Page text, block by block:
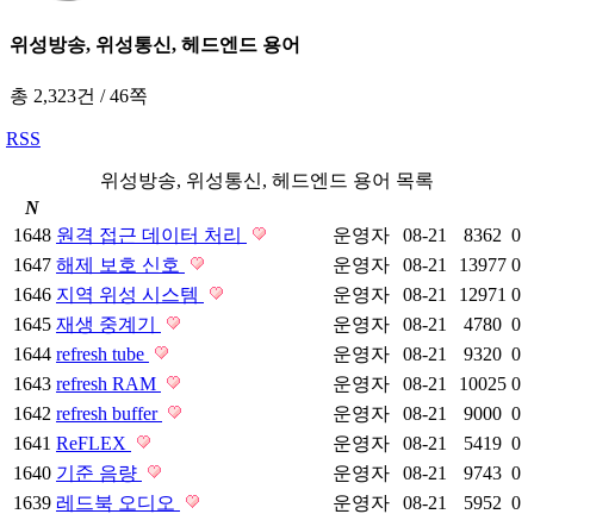
위성방송, 위성통신, 헤드엔드 용어
총 2,323건 /46쪽
RSS
위성방송, 위성통신, 헤드엔드 용어 목록
N
1648 원격 접근 데이터 처리 운영자 08-21 8362 0
1647 해제 보호 신호 운영자 08-21 13977 0
1646 지역 위성 시스템 운영자 08-21 12971 0
1645 재생 중계기 운영자 08-21 4780 0
1644 refresh tube 운영자 08-21 9320 0
1643 refresh RAM 운영자 08-21 10025 0
1642 refresh buffer 운영자 08-21 9000 0
1641 ReFLEX 운영자 08-21 5419 0
1640 기준 음량 운영자 08-21 9743 0
1639 레드북 오디오 운영자 08-21 5952 0